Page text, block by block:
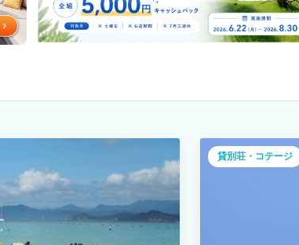
貸別荘・コテージ